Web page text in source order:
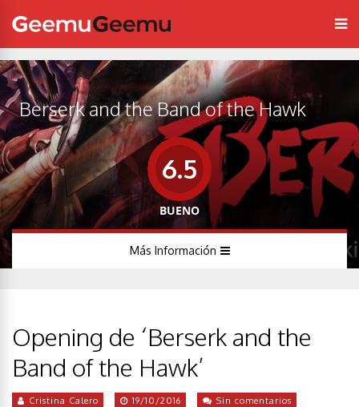
Berserk and the Band of the Hawk
6.5
BUENO
Más Información
Opening de ‘Berserk and the
Band of the Hawk’
Cristina Calero 19/10/2016 Sin comentarios